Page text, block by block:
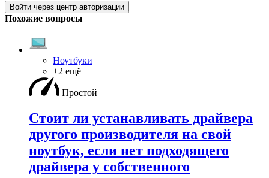
Войти через центр авторизации
Похожие вопросы
Ноутбуки
+2 ещё
Простой
Стоит ли устанавливать драйвера
другого производителя на свой
ноутбук, если нет подходящего
драйвера у собственного